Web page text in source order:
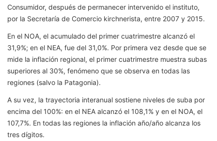
Consumidor, después de permanecer intervenido el instituto,
por la Secretaría de Comercio kirchnerista, entre 2007 y 2015.
En el NOA, el acumulado del primer cuatrimestre alcanzó el
31,9%; en el NEA, fue del 31,0%. Por primera vez desde que se
mide la inflación regional, el primer cuatrimestre muestra subas
superiores al 30%, fenómeno que se observa en todas las
regiones (salvo la Patagonia).
A su vez, la trayectoria interanual sostiene niveles de suba por
encima del 100%: en el NEA alcanzó el 108,1% y en el NOA, el
107,7%. En todas las regiones la inflación año/año alcanza los
tres dígitos.